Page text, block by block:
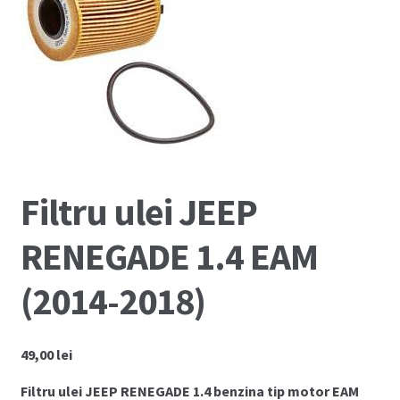
Coș
Cum comand ?
Despre Noi
Marci Comercializate
Plată
Politica COOKIE
Politica de confidentialitate
Termeni si conditii
Filtru ulei JEEP
RENEGADE 1.4 EAM
(2014-2018)
49,00lei
Filtru ulei JEEP RENEGADE 1.4 benzina tip motor EAM